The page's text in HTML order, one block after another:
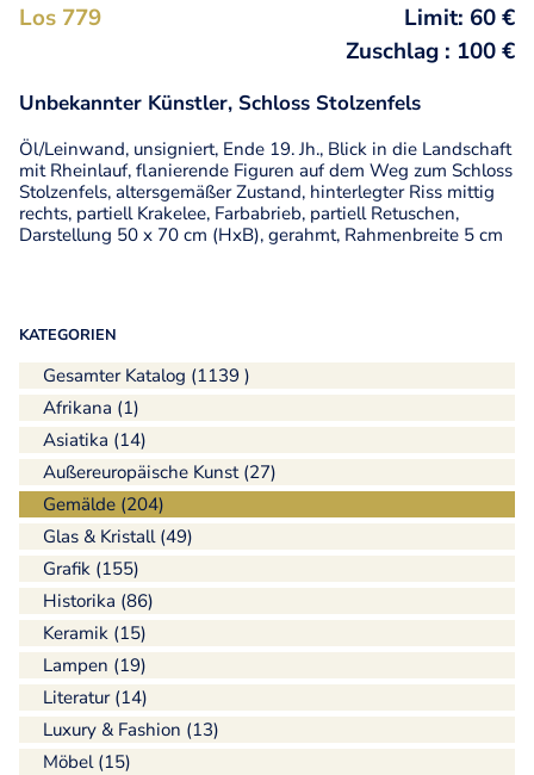
KATEGORIEN
Gesamter Katalog (1139 )
Afrikana (1)
Asiatika (14)
Außereuropäische Kunst (27)
Gemälde (204)
Glas & Kristall (49)
Grafik (155)
Historika (86)
Keramik (15)
Lampen (19)
Literatur (14)
Luxury & Fashion (13)
Möbel (15)
Los 779
Limit: 60 €
Zuschlag : 100 €
Unbekannter Künstler, Schloss Stolzenfels
Öl/Leinwand, unsigniert, Ende 19. Jh., Blick in die Landschaft
mit Rheinlauf, flanierende Figuren auf dem Weg zum Schloss
Stolzenfels, altersgemäßer Zustand, hinterlegter Riss mittig
rechts, partiell Krakelee, Farbabrieb, partiell Retuschen,
Darstellung 50 x 70 cm (HxB), gerahmt, Rahmenbreite 5 cm